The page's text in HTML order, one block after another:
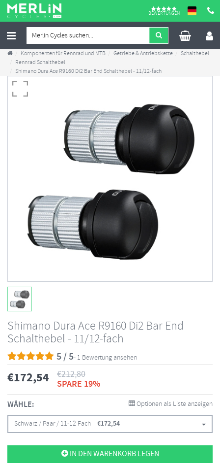
BEWERTUNGEN
Komponenten für Rennrad und MTB Getriebe & Antriebskette
Schalthebel
Rennrad Schalthebel
Shimano Dura Ace R9160 Di2 Bar End Schalthebel - 11/12-fach
Shimano Dura Ace R9160 Di2 Bar End
Schalthebel - 11/12-fach
5 / 5- 1 Bewertung ansehen
€172,54 €212,80
SPARE 19%
WÄHLE: Optionen als Liste anzeigen
Schwarz / Paar / 11-12 Fach €172,54
IN DEN WARENKORB LEGEN